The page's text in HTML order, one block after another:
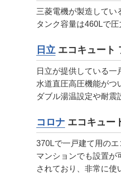
三菱電機が製造してい
タンク容量は460Lで
日立 エコキュート
日立が提供している一
水道直圧高圧機能がつ
ダブル湯温設定や耐震
コロナ エコキュー
370Lで一戸建て用のエ
マンションでも設置が
されており、非常に使